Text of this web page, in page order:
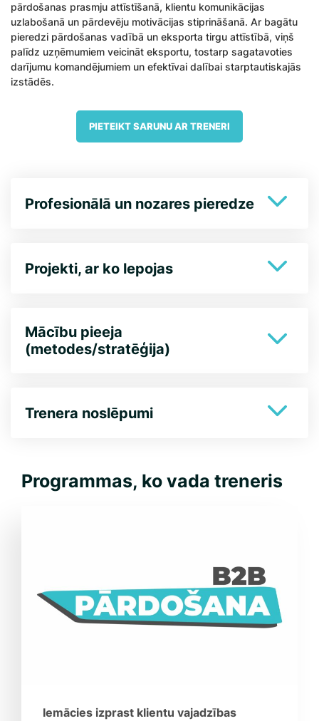
pārdošanas prasmju attīstīšanā, klientu komunikācijas
uzlabošanā un pārdevēju motivācijas stiprināšanā. Ar bagātu
pieredzi pārdošanas vadībā un eksporta tirgu attīstībā, viņš
palīdz uzņēmumiem veicināt eksportu, tostarp sagatavoties
darījumu komandējumiem un efektīvai dalībai starptautiskajās
izstādēs.
PIETEIKT SARUNU AR TRENERI
Profesionālā un nozares pieredze
Projekti, ar ko lepojas
Mācību pieeja
(metodes/stratēģija)
Trenera noslēpumi
Programmas, ko vada treneris
Iemācies izprast klientu vajadzības